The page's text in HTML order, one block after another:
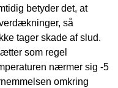
betyder det, at
så
tager skade af slud.
som regel
nærmer sig ‑5
omkring